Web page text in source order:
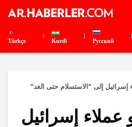
Pусский
Kurdî
Türkçe
إلى "الاستسلام حتى الغد"
عملاء إسرائيل